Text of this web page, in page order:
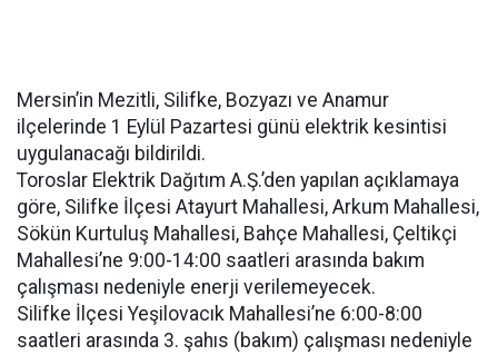
Mersin’in Mezitli, Silifke, Bozyazı ve Anamur
ilçelerinde 1 Eylül Pazartesi günü elektrik kesintisi
uygulanacağı bildirildi.
Toroslar Elektrik Dağıtım A.Ş.’den yapılan açıklamaya
göre, Silifke İlçesi Atayurt Mahallesi, Arkum Mahallesi,
Sökün Kurtuluş Mahallesi, Bahçe Mahallesi, Çeltikçi
Mahallesi’ne 9:00-14:00 saatleri arasında bakım
çalışması nedeniyle enerji verilemeyecek.
Silifke İlçesi Yeşilovacık Mahallesi’ne 6:00-8:00
saatleri arasında 3. şahıs (bakım) çalışması nedeniyle